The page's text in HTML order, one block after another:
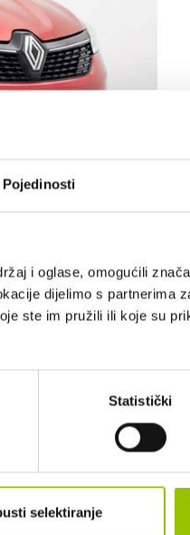
Pojedinosti
i oglase, omogućili
dijelimo s partnerima
ste im pružili ili koje su
Statistički
selektiranje